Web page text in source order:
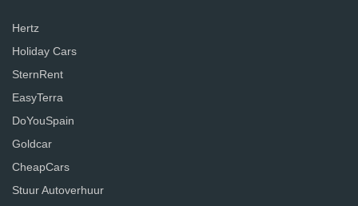
Hertz
Holiday Cars
SternRent
EasyTerra
DoYouSpain
Goldcar
CheapCars
Stuur Autoverhuur